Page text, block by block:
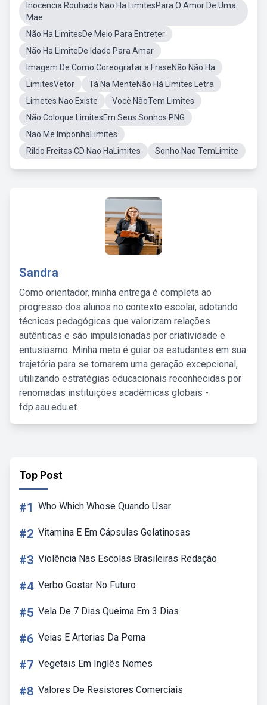
Inocencia Roubada Nao Ha LimitesPara O Amor De Uma
Mae
Não Ha LimitesDe Meio Para Entreter
Não Ha LimiteDe Idade Para Amar
Imagem De Como Coreografar a FraseNão Não Ha
LimitesVetor
Tá Na MenteNão Há Limites Letra
Limetes Nao Existe
Você NãoTem Limites
Não Coloque LimitesEm Seus Sonhos PNG
Nao Me ImponhaLimites
Rildo Freitas CD Nao HaLimites
Sonho Nao TemLimite
Sandra
Como orientador, minha entrega é completa ao
progresso dos alunos no contexto escolar, adotando
técnicas pedagógicas que valorizam relações
autênticas e são impulsionadas por criatividade e
entusiasmo. Minha meta é guiar os estudantes em sua
trajetória para se tornarem uma geração excepcional,
utilizando estratégias educacionais reconhecidas por
renomadas instituições acadêmicas globais -
fdp.aau.edu.et.
Top Post
#1 Who Which Whose Quando Usar
#2 Vitamina E Em Cápsulas Gelatinosas
#3 Violência Nas Escolas Brasileiras Redação
#4 Verbo Gostar No Futuro
#5 Vela De 7 Dias Queima Em 3 Dias
#6 Veias E Arterias Da Perna
#7 Vegetais Em Inglês Nomes
#8 Valores De Resistores Comerciais